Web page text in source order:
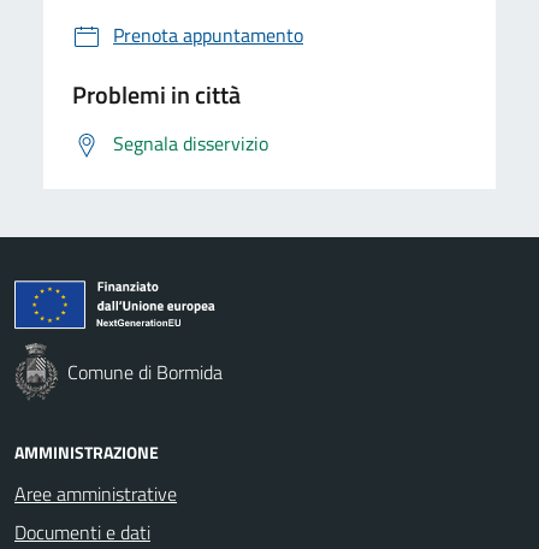
Prenota appuntamento
Problemi in città
Segnala disservizio
Comune di Bormida
AMMINISTRAZIONE
Aree amministrative
Documenti e dati